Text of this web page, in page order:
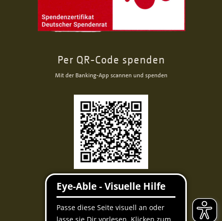
Per QR-Code spenden
Mit der Banking-App scannen und spenden
FacebookInstagramYoutube
QUICKLINKS